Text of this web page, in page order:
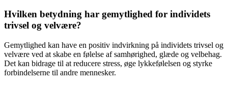
Hvilken betydning har gemytlighed for individets
trivsel og velvære?
Gemytlighed kan have en positiv indvirkning på individets trivsel og
velvære ved at skabe en følelse af samhørighed, glæde og velbehag.
Det kan bidrage til at reducere stress, øge lykkefølelsen og styrke
forbindelserne til andre mennesker.